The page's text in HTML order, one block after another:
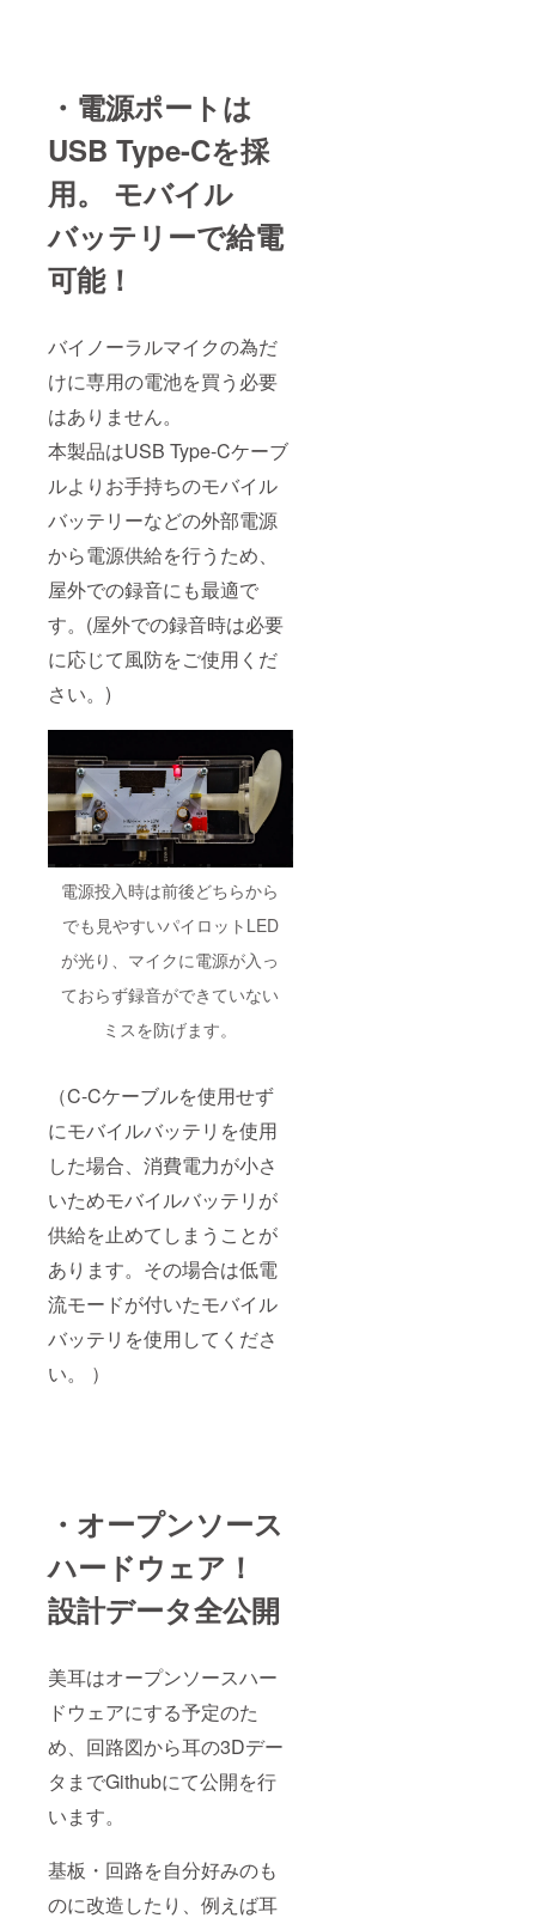
・電源ポートは
USB Type-Cを採
用。 モバイル
バッテリーで給電
可能！
バイノーラルマイクの為だ
けに専用の電池を買う必要
はありません。
本製品はUSB Type-Cケーブ
ルよりお手持ちのモバイル
バッテリーなどの外部電源
から電源供給を行うため、
屋外での録音にも最適で
す。(屋外での録音時は必要
に応じて風防をご使用くだ
さい。)
電源投入時は前後どちらから
でも見やすいパイロットLED
が光り、マイクに電源が入っ
ておらず録音ができていない
ミスを防げます。
（C-Cケーブルを使用せず
にモバイルバッテリを使用
した場合、消費電力が小さ
いためモバイルバッテリが
供給を止めてしまうことが
あります。その場合は低電
流モードが付いたモバイル
バッテリを使用してくださ
い。 ）
・オープンソース
ハードウェア！
設計データ全公開
美耳はオープンソースハー
ドウェアにする予定のた
め、回路図から耳の3Dデー
タまでGithubにて公開を行
います。
基板・回路を自分好みのも
のに改造したり、例えば耳